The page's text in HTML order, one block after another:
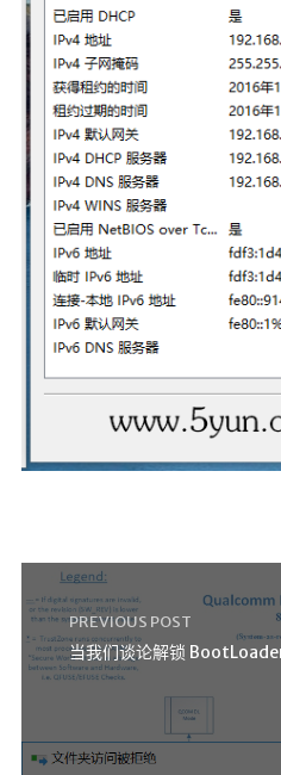
PREVIOUS POST
🔨工具
帮你百度
手写文件生成
文件传输
文件传输 自建
九宫格照片生成
图片加水印
图片转字符
查重软件
Aria2
个人网盘
主站网页探针
副站网页探针
高阶工具
软件下载安装